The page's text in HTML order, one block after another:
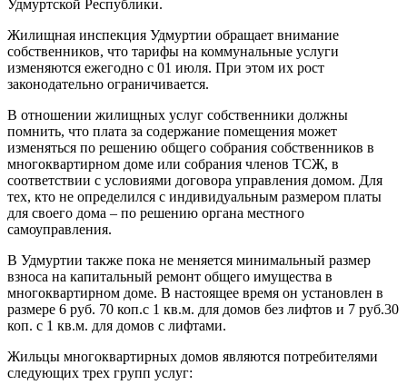
Удмуртской Республики.
Жилищная инспекция Удмуртии обращает внимание
собственников, что тарифы на коммунальные услуги
изменяются ежегодно с 01 июля. При этом их рост
законодательно ограничивается.
В отношении жилищных услуг собственники должны
помнить, что плата за содержание помещения может
изменяться по решению общего собрания собственников в
многоквартирном доме или собрания членов ТСЖ, в
соответствии с условиями договора управления домом. Для
тех, кто не определился с индивидуальным размером платы
для своего дома – по решению органа местного
самоуправления.
В Удмуртии также пока не меняется минимальный размер
взноса на капитальный ремонт общего имущества в
многоквартирном доме. В настоящее время он установлен в
размере 6 руб. 70 коп.с 1 кв.м. для домов без лифтов и 7 руб.30
коп. с 1 кв.м. для домов с лифтами.
Жильцы многоквартирных домов являются потребителями
следующих трех групп услуг: